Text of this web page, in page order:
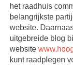
het raadhuis
belangrijkste
website.
uitgebreide blog
website
kunt raadplegen